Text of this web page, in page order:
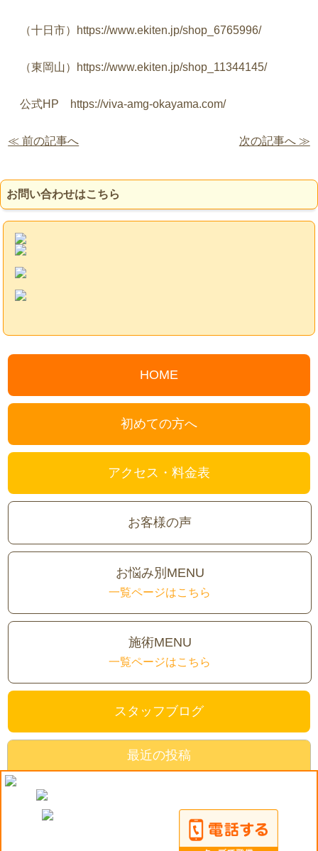
（十日市） https://www.ekiten.jp/shop_6765996/
（東岡山） https://www.ekiten.jp/shop_11344145/
公式HP https://viva-amg-okayama.com/
≪ 前の記事へ 次の記事へ ≫
お問い合わせはこちら
HOME
初めての方へ
アクセス・料金表
お客様の声
お悩み別MENU
一覧ページはこちら
施術MENU
一覧ページはこちら
スタッフブログ
最近の投稿
《岡山市・整体院》年末年始のおでかけ注意！！！